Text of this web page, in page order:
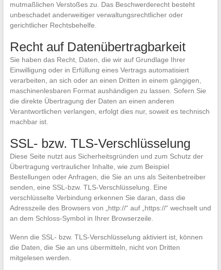
mutmaßlichen Verstoßes zu. Das Beschwerderecht besteht
unbeschadet anderweitiger verwaltungsrechtlicher oder
gerichtlicher Rechtsbehelfe.
Recht auf Datenübertragbarkeit
Sie haben das Recht, Daten, die wir auf Grundlage Ihrer
Einwilligung oder in Erfüllung eines Vertrags automatisiert
verarbeiten, an sich oder an einen Dritten in einem gängigen,
maschinenlesbaren Format aushändigen zu lassen. Sofern Sie
die direkte Übertragung der Daten an einen anderen
Verantwortlichen verlangen, erfolgt dies nur, soweit es technisch
machbar ist.
SSL- bzw. TLS-Verschlüsselung
Diese Seite nutzt aus Sicherheitsgründen und zum Schutz der
Übertragung vertraulicher Inhalte, wie zum Beispiel
Bestellungen oder Anfragen, die Sie an uns als Seitenbetreiber
senden, eine SSL-bzw. TLS-Verschlüsselung. Eine
verschlüsselte Verbindung erkennen Sie daran, dass die
Adresszeile des Browsers von „http://“ auf „https://“ wechselt und
an dem Schloss-Symbol in Ihrer Browserzeile.
Wenn die SSL- bzw. TLS-Verschlüsselung aktiviert ist, können
die Daten, die Sie an uns übermitteln, nicht von Dritten
mitgelesen werden.